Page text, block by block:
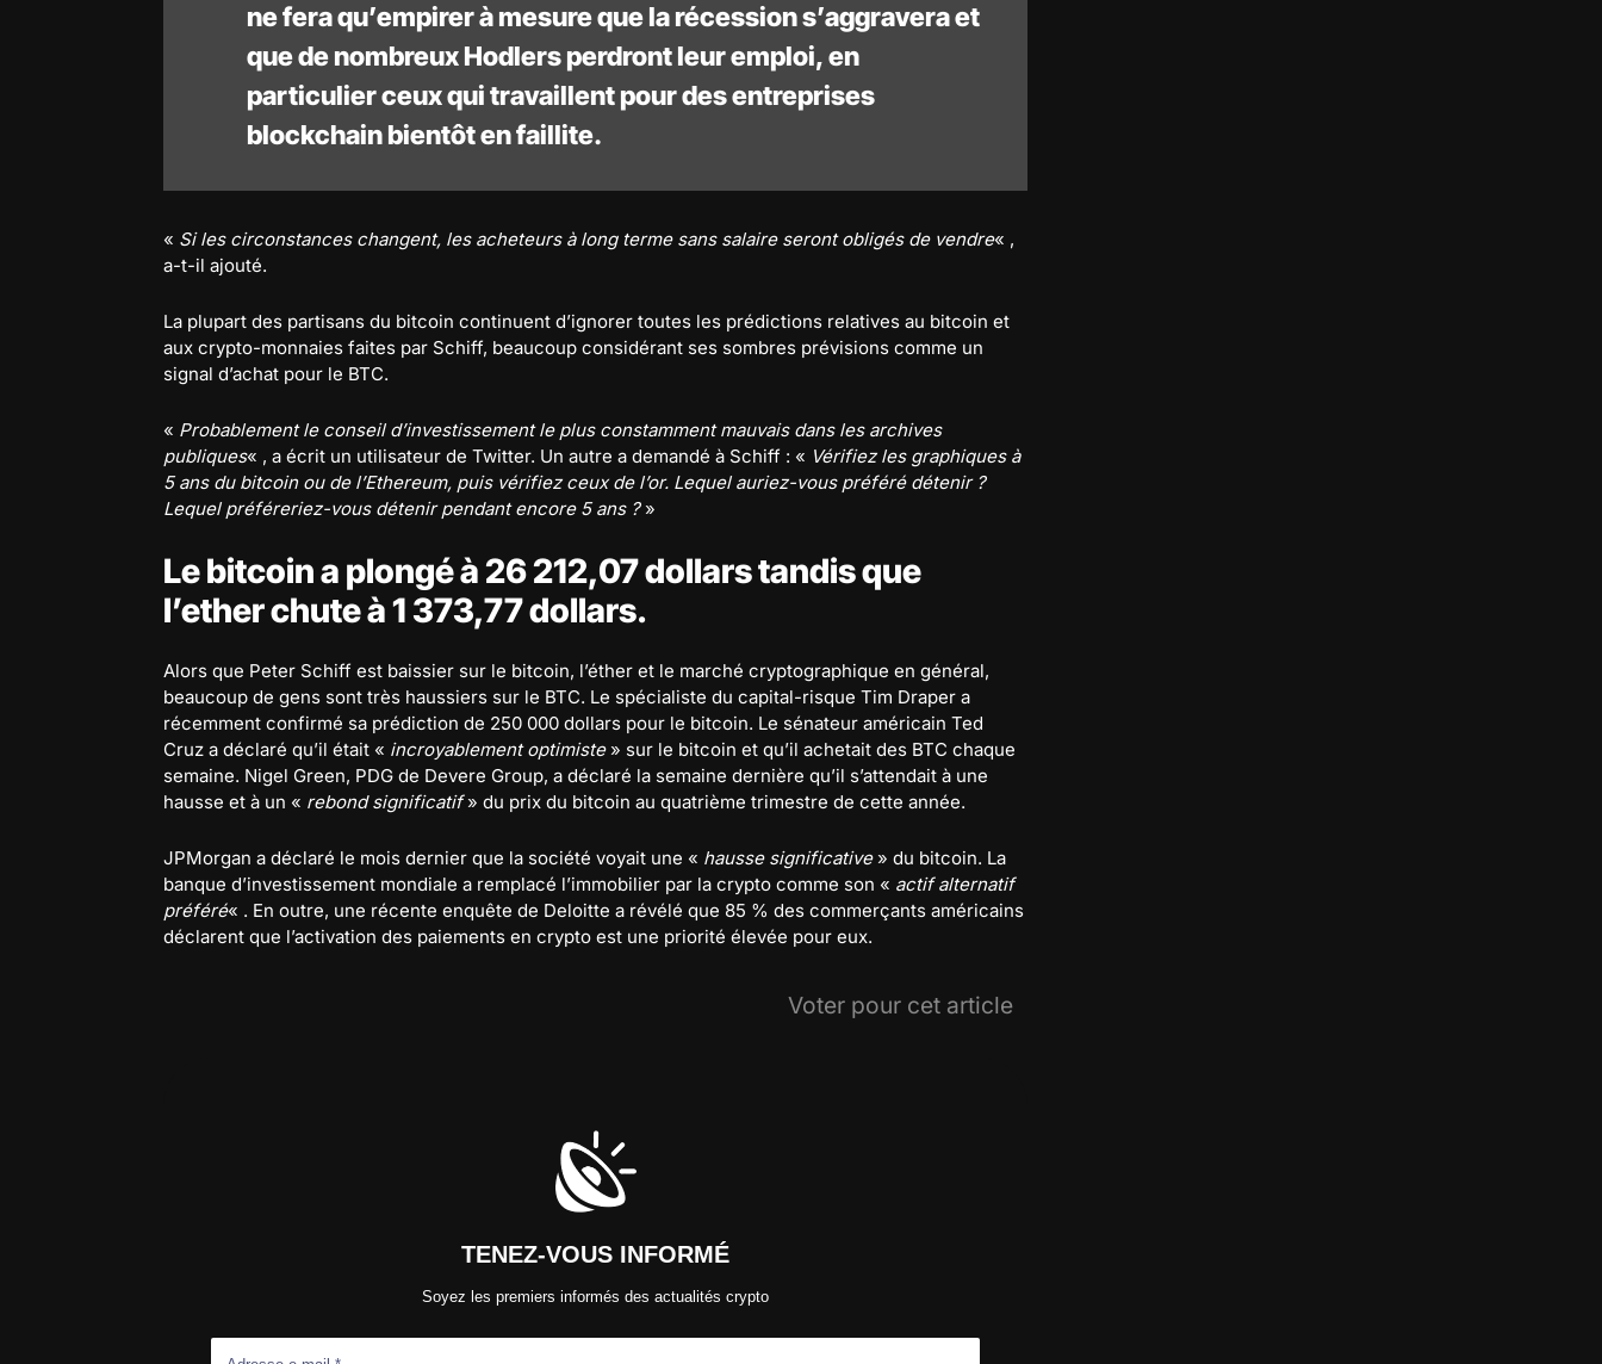
ne fera qu’empirer à mesure que la récession s’aggravera et
que de nombreux Hodlers perdront leur emploi, en
particulier ceux qui travaillent pour des entreprises
blockchain bientôt en faillite.
« Si les circonstances changent, les acheteurs à long terme sans salaire seront obligés de vendre« ,
a-t-il ajouté.
La plupart des partisans du bitcoin continuent d’ignorer toutes les prédictions relatives au bitcoin et
aux crypto-monnaies faites par Schiff, beaucoup considérant ses sombres prévisions comme un
signal d’achat pour le BTC.
« Probablement le conseil d’investissement le plus constamment mauvais dans les archives
publiques« , a écrit un utilisateur de Twitter. Un autre a demandé à Schiff : « Vérifiez les graphiques à
5 ans du bitcoin ou de l’Ethereum, puis vérifiez ceux de l’or. Lequel auriez-vous préféré détenir ?
Lequel préféreriez-vous détenir pendant encore 5 ans ?»
Le bitcoin a plongé à 26 212,07 dollars tandis que
l’ether chute à 1 373,77 dollars.
Alors que Peter Schiff est baissier sur le bitcoin, l’éther et le marché cryptographique en général,
beaucoup de gens sont très haussiers sur le BTC. Le spécialiste du capital-risque Tim Draper a
récemment confirmé sa prédiction de 250 000 dollars pour le bitcoin. Le sénateur américain Ted
Cruz a déclaré qu’il était « incroyablement optimiste» sur le bitcoin et qu’il achetait des BTC chaque
semaine. Nigel Green, PDG de Devere Group, a déclaré la semaine dernière qu’il s’attendait à une
hausse et à un « rebond significatif» du prix du bitcoin au quatrième trimestre de cette année.
JPMorgan a déclaré le mois dernier que la société voyait une « hausse significative» du bitcoin. La
banque d’investissement mondiale a remplacé l’immobilier par la crypto comme son « actif alternatif
préféré« . En outre, une récente enquête de Deloitte a révélé que 85 % des commerçants américains
déclarent que l’activation des paiements en crypto est une priorité élevée pour eux.
Voter pour cet article
TENEZ-VOUS INFORMÉ
Soyez les premiers informés des actualités crypto